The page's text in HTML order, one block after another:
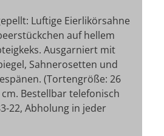
Luftige Eierlikörsahne
auf hellem
Ausgarniert mit
Sahnerosetten und
(Tortengröße: 26
Bestellbar telefonisch
22, Abholung in jeder